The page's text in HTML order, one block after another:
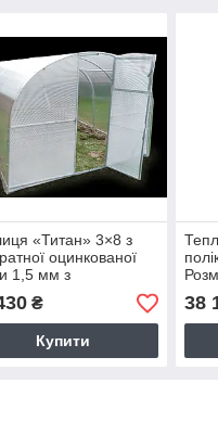
«Титан» 3×8 з
оцинкованої
1,5 мм з
Soton 4
₴
Купити
38